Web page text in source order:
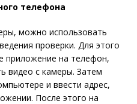
телефона
можно использовать
проверки. Для этого
приложение на телефон,
видео с камеры. Затем
и ввести адрес,
После этого на